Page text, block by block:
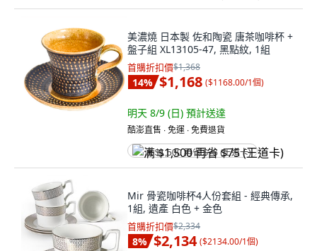
美濃燒 日本製 佐和陶瓷 唐茶咖啡杯 +
盤子組 XL13105-47, 黑點紋, 1組
首購折扣價$1,368
14% $1,168 ($1168.00/1個)
明天 8/9 (日) 預計送達
酷澎直售 ∙ 免運 ∙ 免費退貨
满 $1,500 再省 $75 (王道卡)
Mir 骨瓷咖啡杯4人份套組 - 經典傳承,
1組, 遺產 白色 + 金色
首購折扣價$2,334
8% $2,134 ($2134.00/1個)